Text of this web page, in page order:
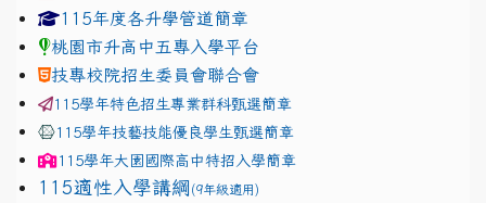
link to https://www.jhjhs.tyc.edu.tw/modules/
115年度各升學管道簡章
桃園市升高中五專入學平台
技專校院招生委員會聯合會
115學年特色招生專業群科甄選簡章
115學年技藝技能優良學生甄選簡章
115學年大園國際高中特招入學簡章
115適性入學講綱 (9年級適用)